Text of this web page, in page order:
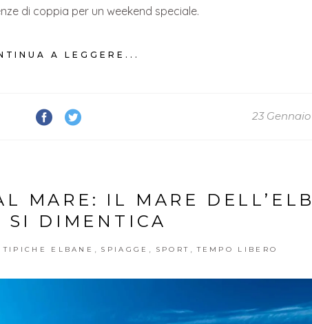
di coppia per un weekend speciale.
A LEGGERE...
23
MARE: IL MARE
SI DIMENTICA
TIPICHE ELBANE SPIAGGE SPORT TEMPO LIBERO